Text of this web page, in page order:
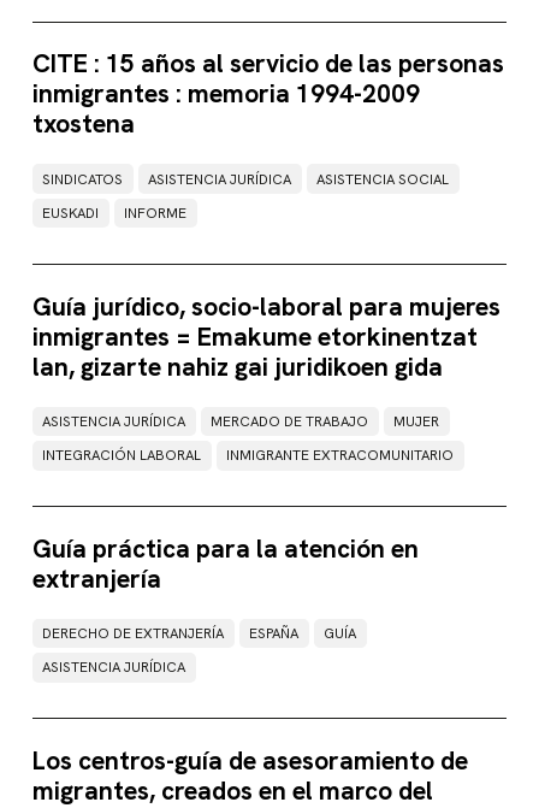
CITE : 15 años al servicio de las personas
inmigrantes : memoria 1994-2009
txostena
SINDICATOS ASISTENCIA JURÍDICA
ASISTENCIA SOCIAL
EUSKADI
INFORME
Guía jurídico, socio-laboral para mujeres
inmigrantes = Emakume etorkinentzat
lan, gizarte nahiz gai juridikoen gida
ASISTENCIA JURÍDICA MERCADO DE TRABAJO
MUJER
INTEGRACIÓN LABORAL
INMIGRANTE EXTRACOMUNITARIO
Guía práctica para la atención en
extranjería
DERECHO DE EXTRANJERÍA ESPAÑA
GUÍA
ASISTENCIA JURÍDICA
Los centros-guía de asesoramiento de
migrantes, creados en el marco del